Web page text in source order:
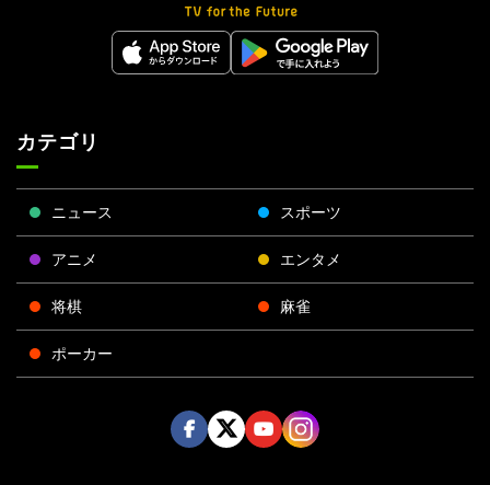
カテゴリ
ニュース スポーツ
アニメ エンタメ
将棋 麻雀
ポーカー